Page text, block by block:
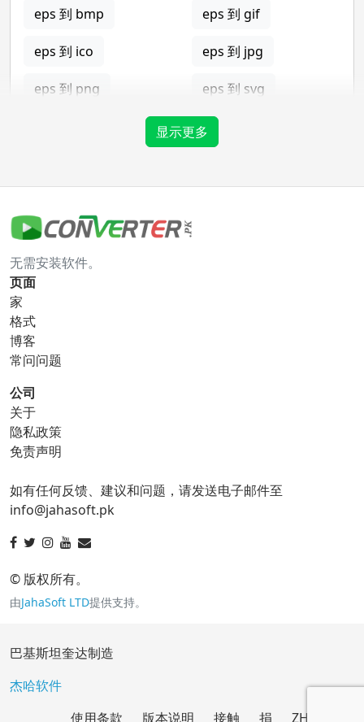
eps 到 bmp eps 到 gif
eps 到 ico eps 到 jpg
eps 到 png eps 到 svg
gif 转换器
gif 到 bmp
gif 到 ico
gif 到 tga
ico 转换器
ico 到 bmp
ico 到 gif ico 到 jpg
ico 到 png
ico 到 tga
jpg 到 bmp
显示更多
无需安装软件。
页面
家
格式
博客
常问问题
公司
关于
隐私政策
免责声明
如有任何反馈、建议和问题，请发送电子邮件至
info@jahasoft.pk
© 版权所有。
由JahaSoft LTD提供支持。
巴基斯坦奎达制造
杰哈软件
使用条款
版本说明 接触 捐 ZH